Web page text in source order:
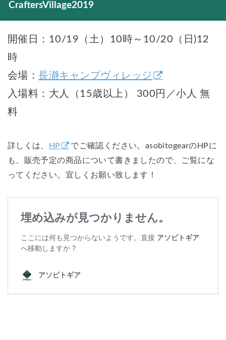
CraftersVillage2019
開催日：10/19（土）10時～10/20（日)12
時
会場：長瀞キャンプヴィレッジ
入場料：大人（15歳以上） 300円／小人 無
料
詳しくは、 HP
でご確認ください。asobitogearのHPに
も、販売予定の商品について書きましたので、ご覧にな
ってください。宜しくお願い致します！